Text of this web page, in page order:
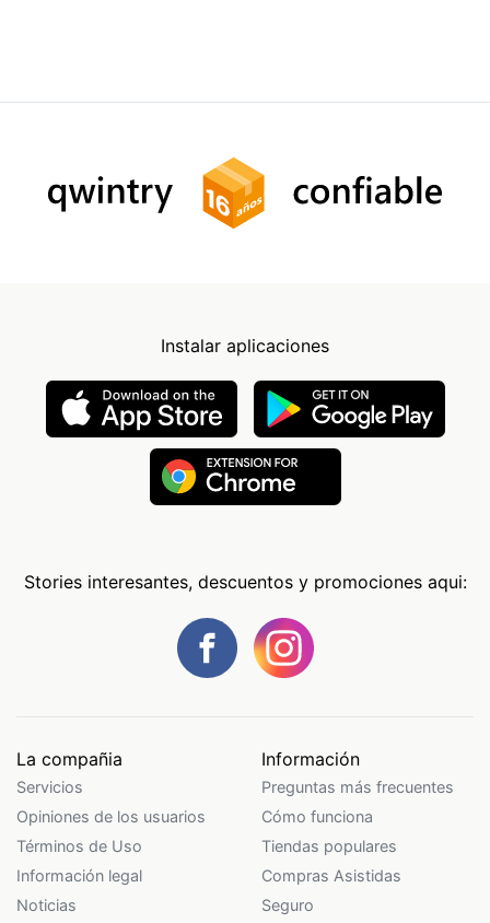
Instalar aplicaciones
Stories interesantes, descuentos y promociones aqui:
La compañia
Servicios
Opiniones de los usuarios
Términos de Uso
Información legal
Noticias
Información
Preguntas más frecuentes
Cómo funciona
Tiendas populares
Compras Asistidas
Seguro